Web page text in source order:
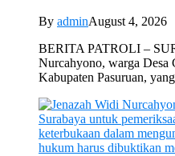
By adminAugust 4, 2026
BERITA PATROLI –
Nurcahyono, warga Desa
Kabupaten Pasuruan,